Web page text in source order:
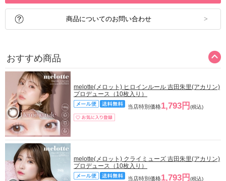
商品についてのお問い合わせ
おすすめ商品
melotte(メロット) ヒロインルール 吉田朱里(アカリン)
プロデュース（10枚入り）
当店特別価格1,793円 (税込)
melotte(メロット) クライミューズ 吉田朱里(アカリン)
プロデュース（10枚入り）
当店特別価格1,793円 (税込)